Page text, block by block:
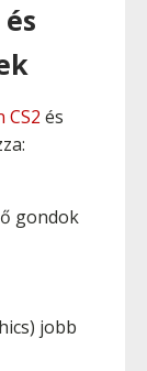
CS2 és
gondok
jobb